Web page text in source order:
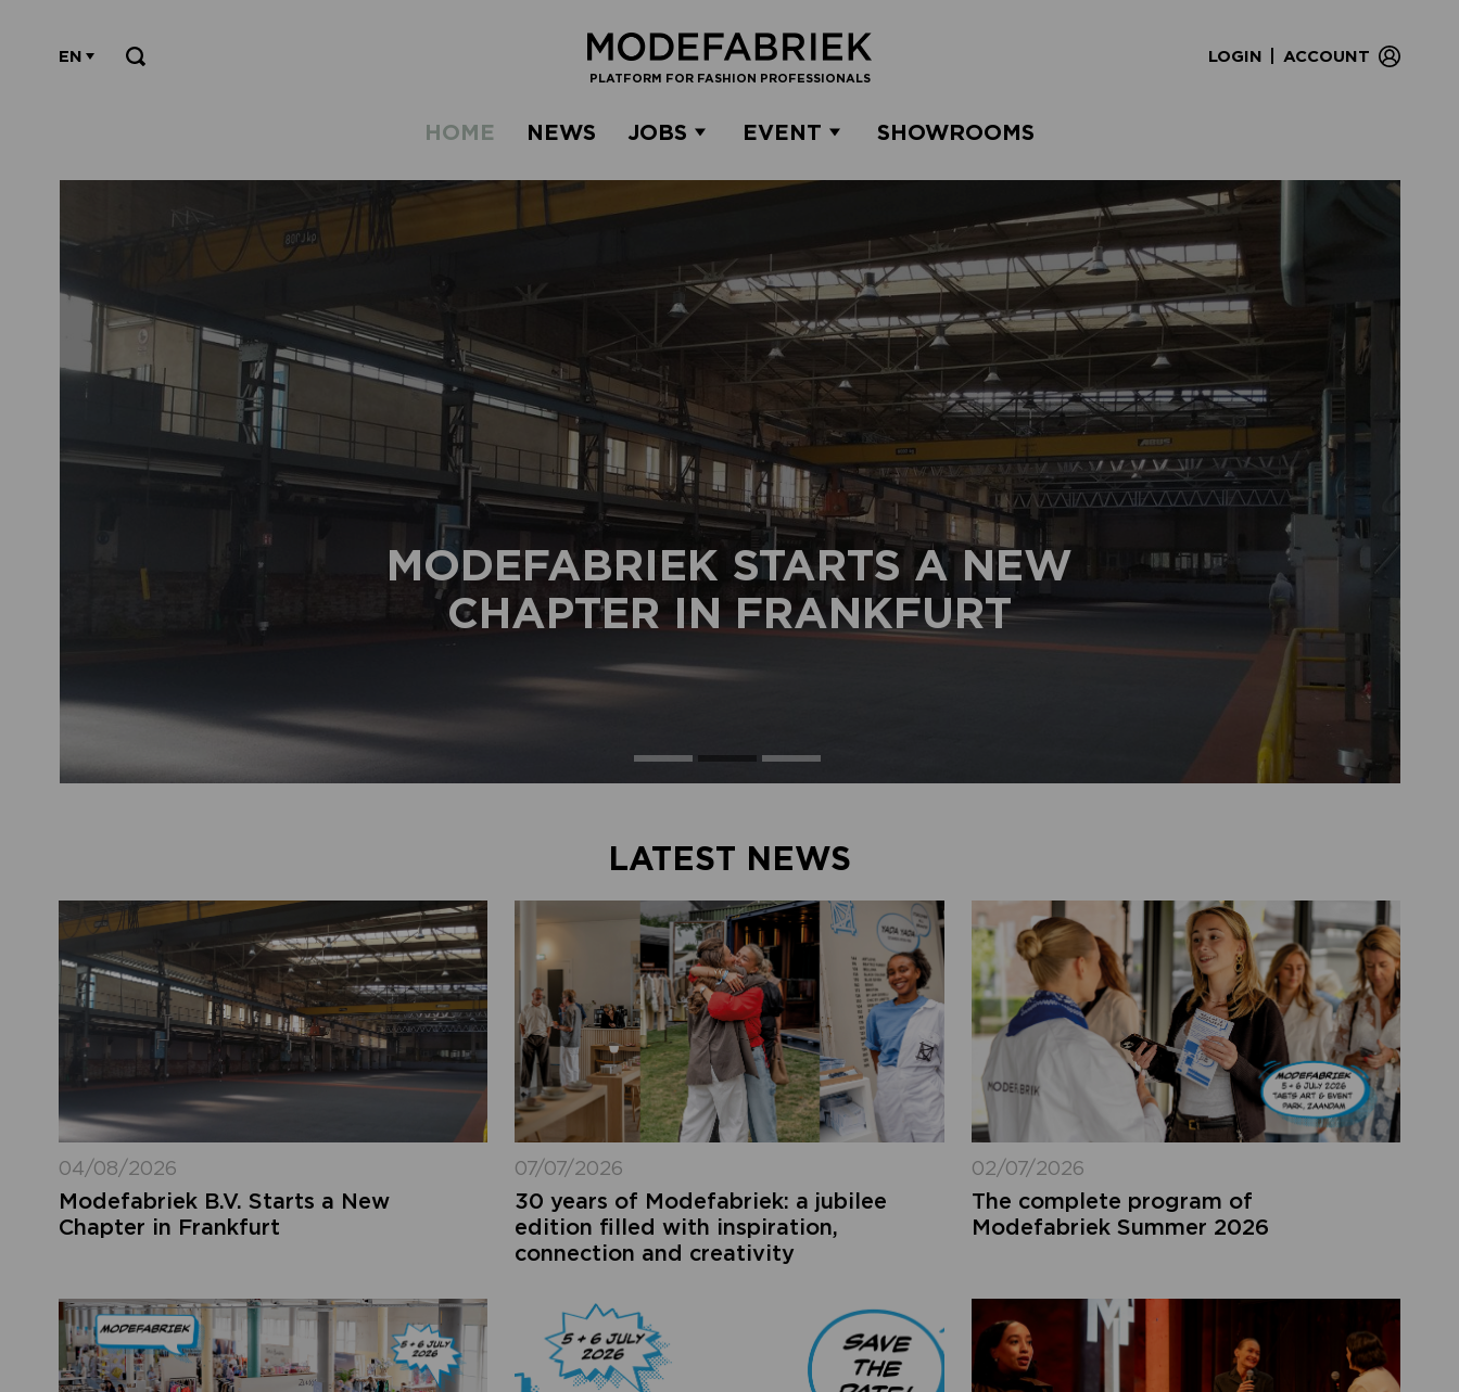
PLATFORM FOR FASHION PROFESSIONALS
LOGIN ACCOUNT
EN
HOME NEWS JOBS EVENT SHOWROOMS
MODEFABRIEK STARTS A NEW
CHAPTER IN FRANKFURT
LATEST NEWS
04/08/2026
Modefabriek B.V. Starts a New
Chapter in Frankfurt
07/07/2026
30 years of Modefabriek: a jubilee
edition filled with inspiration,
connection and creativity
02/07/2026
The complete program of
Modefabriek Summer 2026